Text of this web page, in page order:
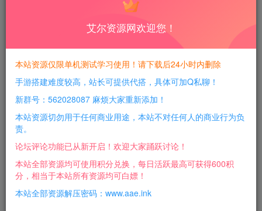
175
每日活跃最高可获得600积分！所有资源可以使用
积分免费兑换！
游戏介绍：
1. D:\MirServer\Mir200\Envir MapInfo.txt 里面的改成[新
人出生地|D515 微信密保地图] (盟重回城石|超级回城石|随
机传送石) NOTALLOWUSEMAGIC(冰咆哮|治愈术|群体治
愈术|瞬息移动|野蛮冲撞|火墙|行会召唤)
艾尔资源网欢迎您！
本站资源仅限单机测试学习使用！请下载后24小时内删除
手游搭建难度较高，站长可提供代搭，具体可加Q私聊！
新群号：562028087 麻烦大家重新添加！
本站资源切勿用于任何商业用途，本站不对任何人的商业行为负
责。
论坛评论功能已从新开启！欢迎大家踊跃讨论！
本站全部资源均可使用积分兑换，每日活跃最高可获得600积
分，相当于本站所有资源均可白嫖！
本站全部资源解压密码：www.aae.ink